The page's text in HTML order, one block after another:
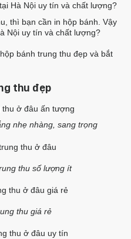
Hà Nội uy tín và chất lượng?
thì bạn cần in hộp bánh. Vậy
Nội uy tín và chất lượng?
bánh trung thu đẹp và bắt
thu đẹp
nhẹ nhàng, sang trọng
thu số lượng ít
thu giá rẻ